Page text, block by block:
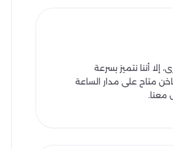
أننا نتميز بسرعة
متاح على مدار الساعة
معنا.